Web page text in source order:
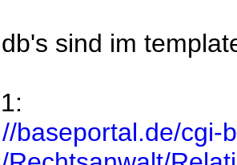
sind im
baseportal.de/cgi-